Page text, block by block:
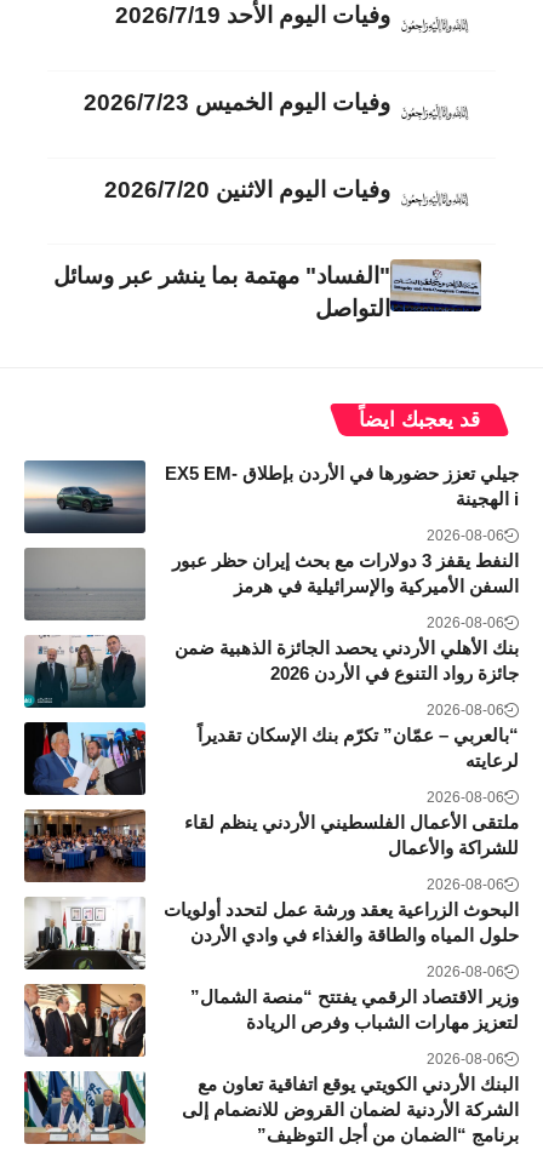
وفيات اليوم الأحد 2026/7/19
وفيات اليوم الخميس 2026/7/23
وفيات اليوم الاثنين 2026/7/20
"الفساد" مهتمة بما ينشر عبر وسائل
التواصل
قد يعجبك ايضاً
جيلي تعزز حضورها في الأردن بإطلاق EX5 EM-
i الهجينة
2026-08-06
النفط يقفز 3 دولارات مع بحث إيران حظر عبور
السفن الأميركية والإسرائيلية في هرمز
2026-08-06
بنك الأهلي الأردني يحصد الجائزة الذهبية ضمن
جائزة رواد التنوع في الأردن 2026
2026-08-06
“بالعربي – عمّان” تكرّم بنك الإسكان تقديراً
لرعايته
2026-08-06
ملتقى الأعمال الفلسطيني الأردني ينظم لقاء
للشراكة والأعمال
2026-08-06
البحوث الزراعية يعقد ورشة عمل لتحدد أولويات
حلول المياه والطاقة والغذاء في وادي الأردن
2026-08-06
وزير الاقتصاد الرقمي يفتتح “منصة الشمال”
لتعزيز مهارات الشباب وفرص الريادة
2026-08-06
البنك الأردني الكويتي يوقع اتفاقية تعاون مع
الشركة الأردنية لضمان القروض للانضمام إلى
برنامج “الضمان من أجل التوظيف”